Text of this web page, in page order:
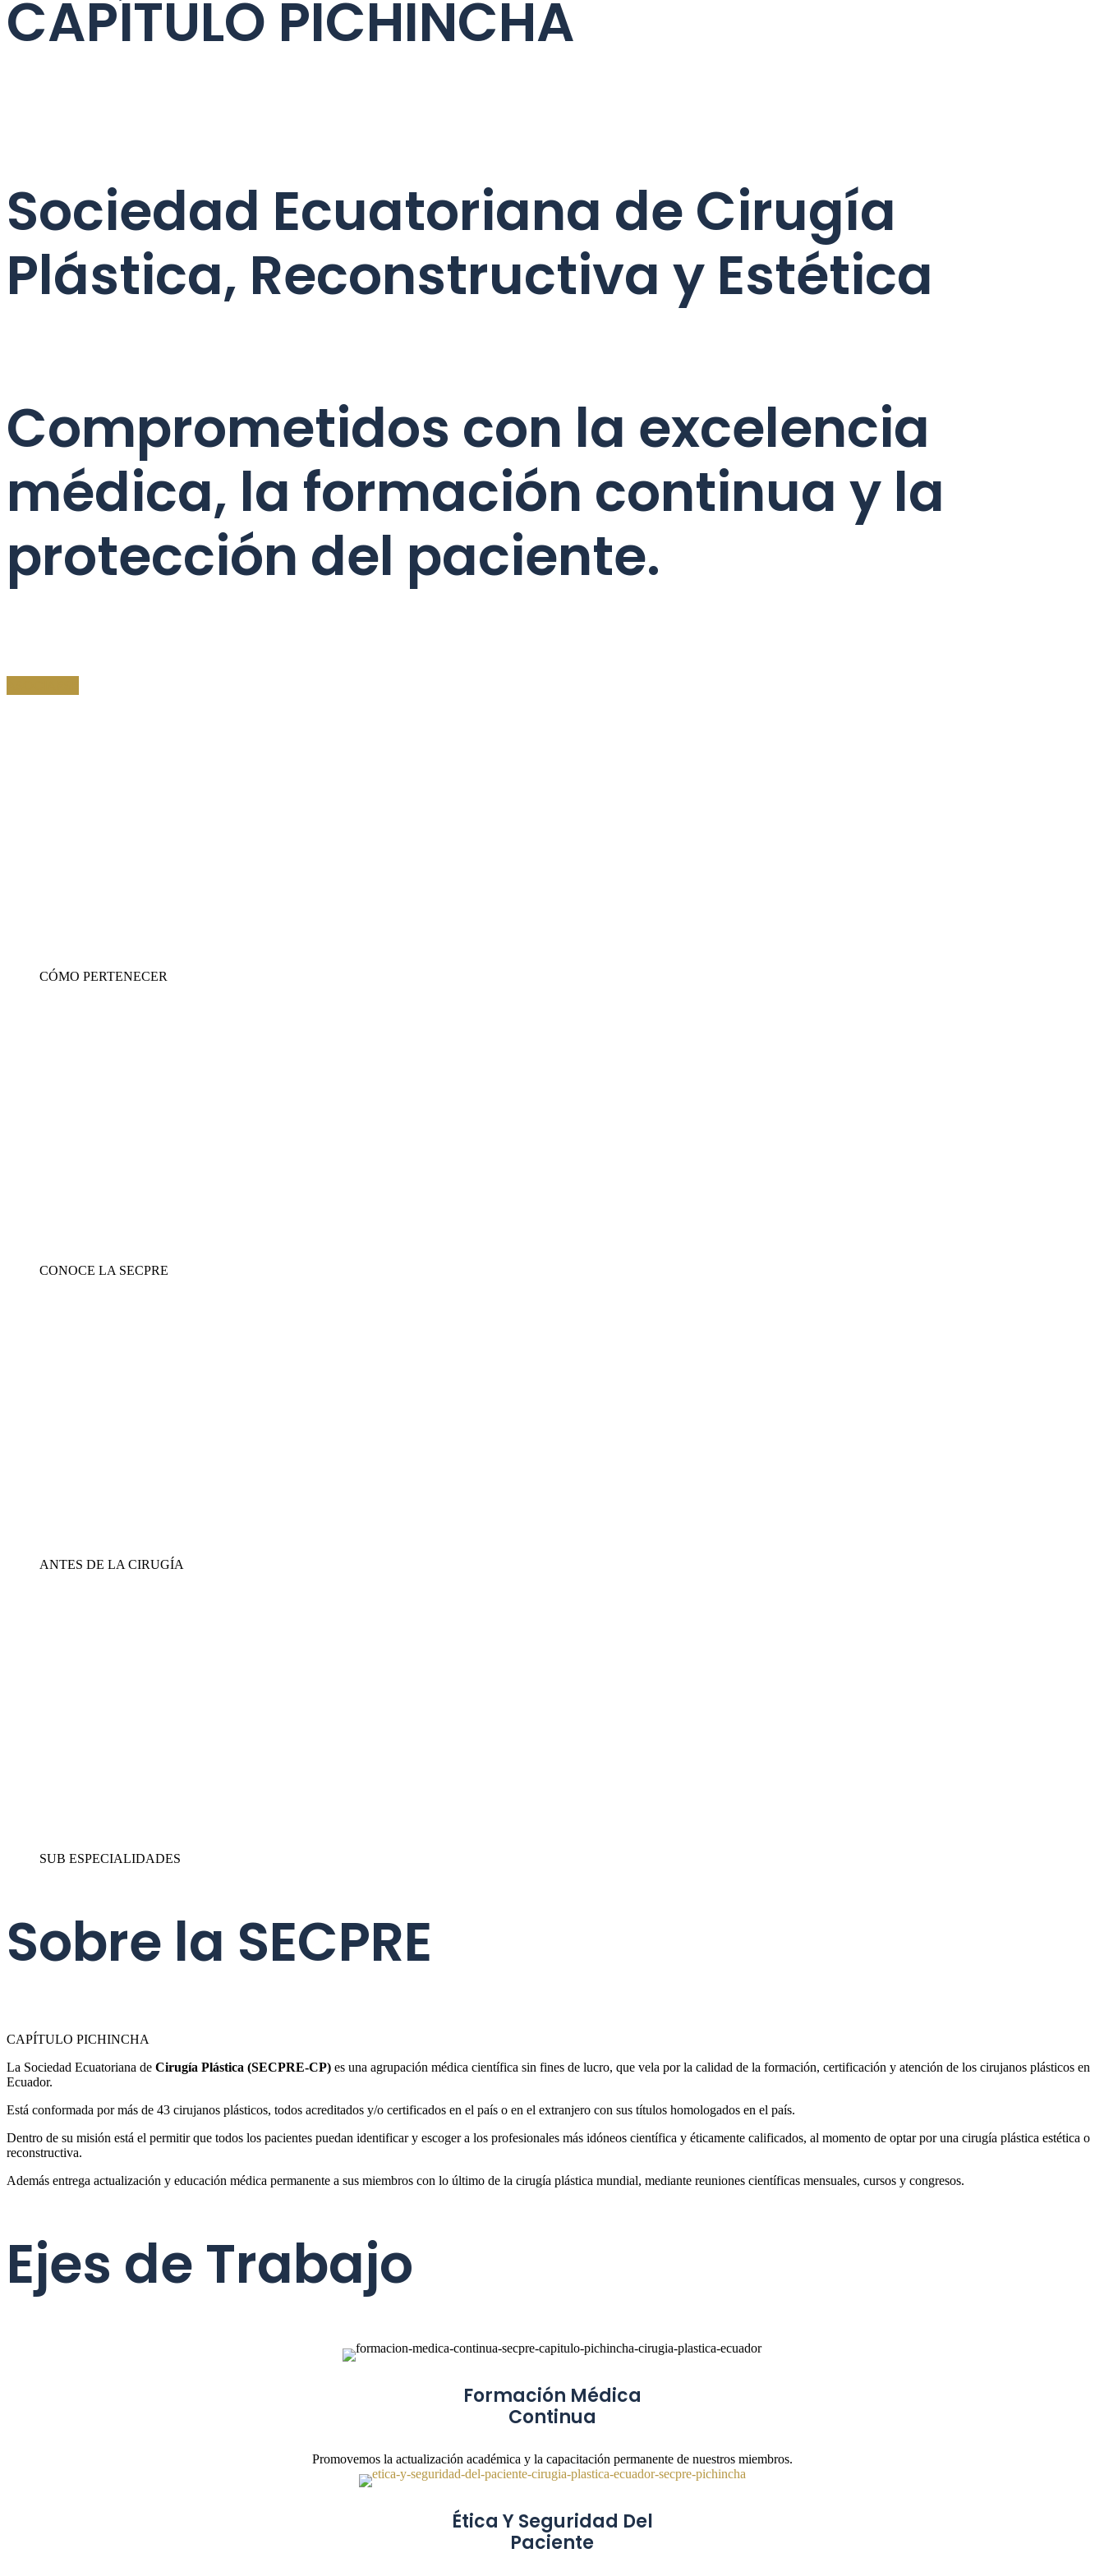
CAPÍTULO PICHINCHA
Sociedad Ecuatoriana de Cirugía
Plástica, Reconstructiva y Estética
Comprometidos con la excelencia
médica, la formación continua y la
protección del paciente.
CÓMO PERTENECER
CONOCE LA SECPRE
ANTES DE LA CIRUGÍA
SUB ESPECIALIDADES
Sobre la SECPRE
CAPÍTULO PICHINCHA
La Sociedad Ecuatoriana de Cirugía Plástica (SECPRE-CP) es una agrupación médica científica sin fines de lucro, que vela por la calidad de la formación, certificación y atención de los cirujanos plásticos en
Ecuador.
Está conformada por más de 43 cirujanos plásticos, todos acreditados y/o certificados en el país o en el extranjero con sus títulos homologados en el país.
Dentro de su misión está el permitir que todos los pacientes puedan identificar y escoger a los profesionales más idóneos científica y éticamente calificados, al momento de optar por una cirugía plástica estética o
reconstructiva.
Además entrega actualización y educación médica permanente a sus miembros con lo último de la cirugía plástica mundial, mediante reuniones científicas mensuales, cursos y congresos.
Ejes de Trabajo
Formación Médica
Continua
Promovemos la actualización académica y la capacitación permanente de nuestros miembros.
Ética Y Seguridad Del
Paciente